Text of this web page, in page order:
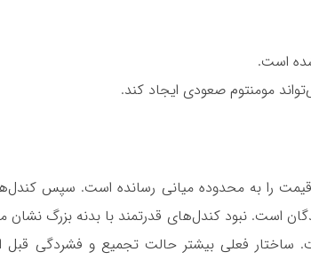
را به محدوده میانی رسانده است. سپس
است. نبود کندل‌های قدرتمند با بدنه بزرگ نشان
فعلی بیشتر حالت تجمیع و فشردگی قبل